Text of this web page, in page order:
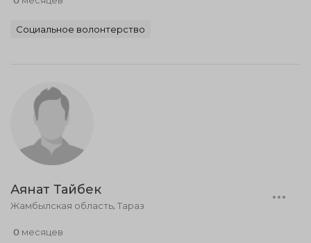
Социальное волонтерство
Аянат Тайбек
Жамбылская область, Тараз
0 месяцев